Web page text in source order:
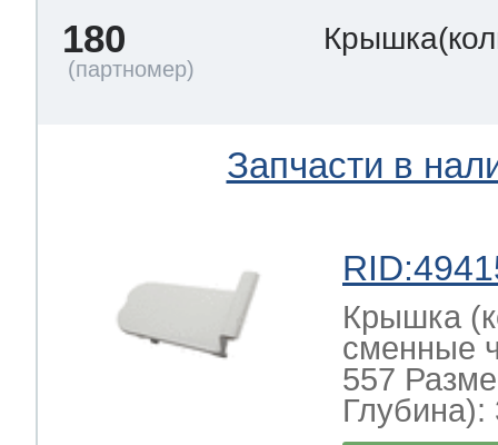
180
Запчасти в
Крышка
сменные
557
Глубина):